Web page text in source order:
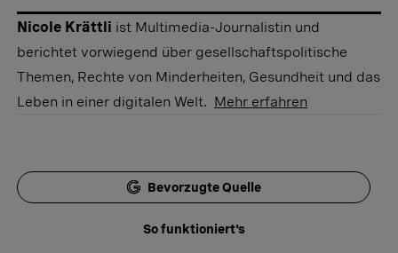
Nicole Krättli ist Multimedia-Journalistin und
berichtet vorwiegend über gesellschaftspolitische
Themen, Rechte von Minderheiten, Gesundheit und das
Leben in einer digitalen Welt. Mehr erfahren
Bevorzugte Quelle
So funktioniert's